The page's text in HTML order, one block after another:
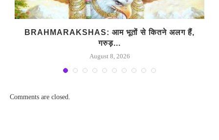
BRAHMARAKSHAS: आम भूतों से कितने अलग हैं,
गरुड़...
August 8, 2026
Comments are closed.